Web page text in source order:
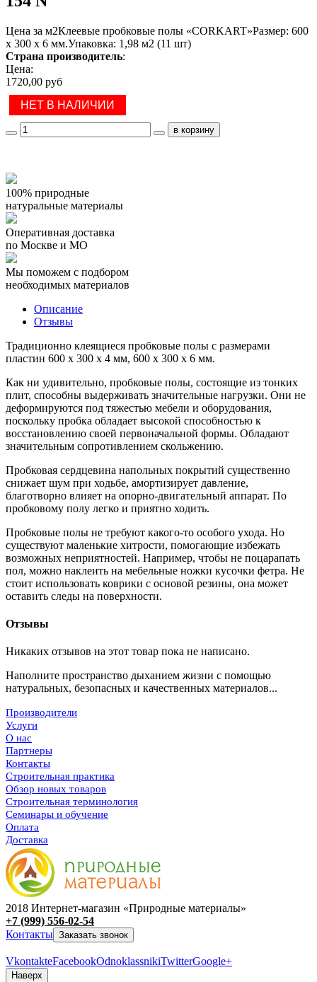
Цена за м2Клеевые пробковые полы «CORKART»Размер: 600
х 300 х 6 мм.Упаковка: 1,98 м2 (11 шт)
Страна производитель:
Цена:
1720,00 руб
НЕТ В НАЛИЧИИ
100% природные
натуральные материалы
Оперативная доставка
по Москве и МО
Мы поможем с подбором
необходимых материалов
Описание
Отзывы
Традиционно клеящиеся пробковые полы с размерами
пластин 600 х 300 х 4 мм, 600 х 300 х 6 мм.
Как ни удивительно, пробковые полы, состоящие из тонких
плит, способны выдерживать значительные нагрузки. Они не
деформируются под тяжестью мебели и оборудования,
поскольку пробка обладает высокой способностью к
восстановлению своей первоначальной формы. Обладают
значительным сопротивлением скольжению.
Пробковая сердцевина напольных покрытий существенно
снижает шум при ходьбе, амортизирует давление,
благотворно влияет на опорно-двигательный аппарат. По
пробковому полу легко и приятно ходить.
Пробковые полы не требуют какого-то особого ухода. Но
существуют маленькие хитрости, помогающие избежать
возможных неприятностей. Например, чтобы не поцарапать
пол, можно наклеить на мебельные ножки кусочки фетра. Не
стоит использовать коврики с основой резины, она может
оставить следы на поверхности.
Отзывы
Никаких отзывов на этот товар пока не написано.
Наполните пространство дыханием жизни с помощью
натуральных, безопасных и качественных материалов...
Производители
Услуги
О нас
Партнеры
Контакты
Строительная практика
Обзор новых товаров
Строительная терминология
Семинары и обучение
Оплата
Доставка
2018 Интернет-магазин «Природные материалы»
+7 (999) 556-02-54
Контакты Заказать звонок
VkontakteFacebookOdnoklassnikiTwitterGoogle+
Наверх